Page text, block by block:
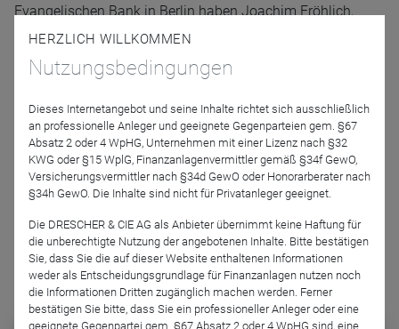
Evangelischen Bank in Berlin haben Joachim Fröhlich,
Thomas Küchenmeister, Dr. Julia Haake und Verena Menne
Verwerfungen auf die Zukunft der nachhaltigen Geldanlage
klimafreundlichen Wirtschaft gelingen kann.
Podcast-Folge anhören
Podcast abonnieren
HERZLICH WILLKOMMEN
Nutzungsbedingungen
Dieses Internetangebot und seine Inhalte richtet sich ausschließlich
an professionelle Anleger und geeignete Gegenparteien gem. §67
Absatz 2 oder 4 WpHG, Unternehmen mit einer Lizenz nach §32
KWG oder §15 WplG, Finanzanlagenvermittler gemäß §34f GewO,
Versicherungsvermittler nach §34d GewO oder Honorarberater nach
§34h GewO. Die Inhalte sind nicht für Privatanleger geeignet.
Die DRESCHER & CIE AG als Anbieter übernimmt keine Haftung für
die unberechtigte Nutzung der angebotenen Inhalte. Bitte bestätigen
Sie, dass Sie die auf dieser Website enthaltenen Informationen
weder als Entscheidungsgrundlage für Finanzanlagen nutzen noch
die Informationen Dritten zugänglich machen werden. Ferner
bestätigen Sie bitte, dass Sie ein professioneller Anleger oder eine
geeignete Gegenpartei gem. §67 Absatz 2 oder 4 WpHG sind, eine